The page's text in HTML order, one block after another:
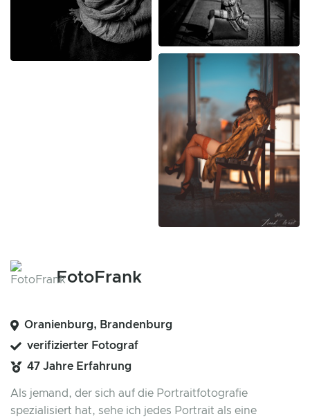
FotoFrank
Oranienburg, Brandenburg
verifizierter Fotograf
47 Jahre Erfahrung
Als jemand, der sich auf die Portraitfotografie
spezialisiert hat, sehe ich jedes Portrait als eine